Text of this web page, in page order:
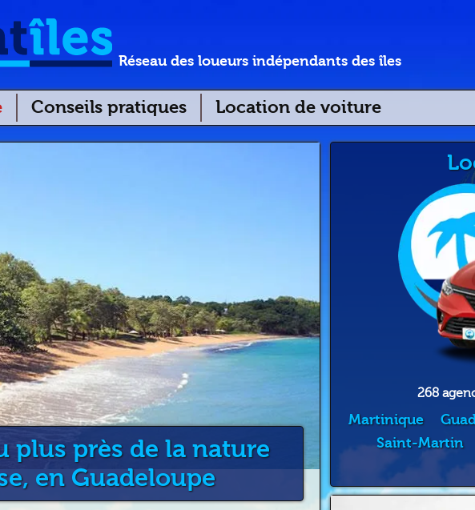
Réseau des loueurs indépendants des îles
Conseils pratiques Location de voiture
plus près de la nature
en Guadeloupe
268
Martinique
Saint-Martin